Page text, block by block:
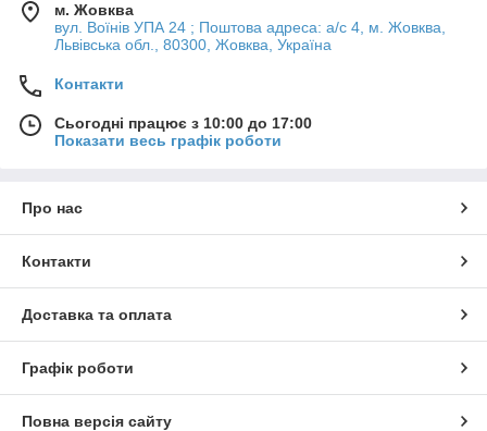
м. Жовква
вул. Воїнів УПА 24 ; Поштова адреса: а/с 4, м. Жовква,
Львівська обл., 80300, Жовква, Україна
Контакти
Сьогодні працює з 10:00 до 17:00
Показати весь графік роботи
Про нас
Контакти
Доставка та оплата
Графік роботи
Повна версія сайту